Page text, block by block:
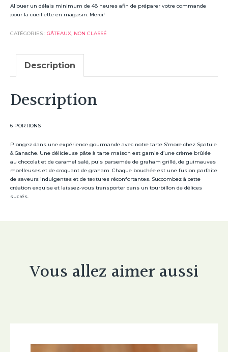
Tarte
S'more
Allouer un délais minimum de 48 heures afin de préparer votre commande
pour la cueillette en magasin. Merci!
CATÉGORIES : GÂTEAUX, NON CLASSÉ
Description
Description
6 PORTIONS
Plongez dans une expérience gourmande avec notre tarte S’more chez Spatule
& Ganache. Une délicieuse pâte à tarte maison est garnie d’une crème brûlée
au chocolat et de caramel salé, puis parsemée de graham grillé, de guimauves
moelleuses et de croquant de graham. Chaque bouchée est une fusion parfaite
de saveurs indulgentes et de textures réconfortantes. Succombez à cette
création exquise et laissez-vous transporter dans un tourbillon de délices
sucrés.
Vous allez aimer aussi